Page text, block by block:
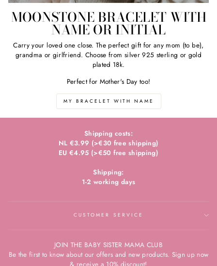
MOONSTONE BRACELET WITH
NAME OR INITIAL
Carry your loved one close. The perfect gift for any mom (to be),
grandma or girlfriend. Choose from silver 925 sterling or gold
plated 18k.
Perfect for Mother's Day too!
MY BRACELET WITH NAME
Shipping costs:
NL €3.99 (>€30 free shipping)
EU €4.95 (>€50 free shipping)
Shipping:
1-2 working days
CUSTOMER SERVICE
JOIN THE BABY SISTER MAMA CLUB
Be the first to know about our offers and new products. Sign up now
& receive a 10% discount!